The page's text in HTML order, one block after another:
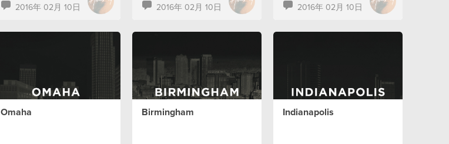
2016年 02月 10日
2016年 02月 10日
2016年 02月 10日
Omaha Birmingham Indianapolis